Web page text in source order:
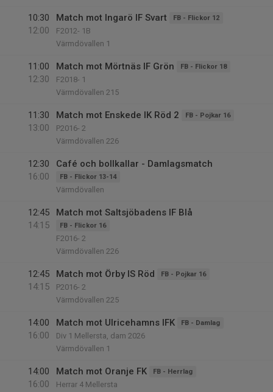
10:30
12:00
Match mot Ingarö IF Svart FB - Flickor 12
F2012- 1B
Värmdövallen 1
11:00
12:30
Match mot Mörtnäs IF Grön FB - Flickor 18
F2018- 1
Värmdövallen 215
11:30
13:00
Match mot Enskede IK Röd 2 FB - Pojkar 16
P2016- 2
Värmdövallen 226
12:30
16:00
Café och bollkallar - Damlagsmatch
FB - Flickor 13-14
Värmdövallen
12:45
14:15
Match mot Saltsjöbadens IF Blå
FB - Flickor 16
F2016- 2
Värmdövallen 226
12:45
14:15
Match mot Örby IS Röd FB - Pojkar 16
P2016- 2
Värmdövallen 225
14:00
16:00
Match mot Ulricehamns IFK FB - Damlag
Div 1 Mellersta, dam 2026
Värmdövallen 1
14:00
16:00
Match mot Oranje FK FB - Herrlag
Herrar 4 Mellersta